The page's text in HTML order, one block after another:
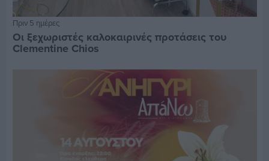
Πριν 5 ημέρες
Οι ξεχωριστές καλοκαιρινές προτάσεις του
Clementine Chios